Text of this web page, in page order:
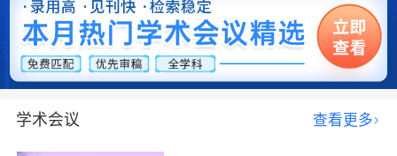
学术会议 查看更多